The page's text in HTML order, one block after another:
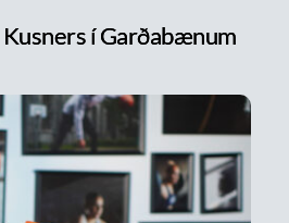
í Garðabænum